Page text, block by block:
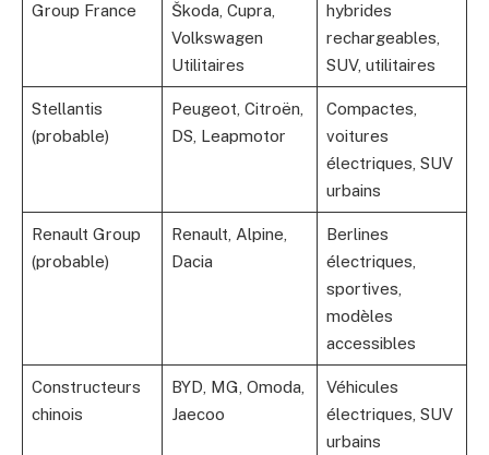
Group France
Škoda, Cupra,
Volkswagen
Utilitaires
hybrides
rechargeables,
SUV, utilitaires
Stellantis
(probable)
Peugeot, Citroën,
DS, Leapmotor
Compactes,
voitures
électriques, SUV
urbains
Renault Group
(probable)
Renault, Alpine,
Dacia
Berlines
électriques,
sportives,
modèles
accessibles
Constructeurs
chinois
BYD, MG, Omoda,
Jaecoo
Véhicules
électriques, SUV
urbains